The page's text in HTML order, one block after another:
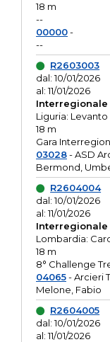
18 m
--
00000-
--
R2603003
dal: 10/01/2026
al: 11/01/2026
Interregionale
Liguria: Levanto
18 m
Gara
03028- ASD
Bermond,
R2604004
dal: 10/01/2026
al: 11/01/2026
Interregionale
Lombardia:
18 m
8° Challenge
04065- Arcieri
Melone, Fabio
R2604005
dal: 10/01/2026
al: 11/01/2026